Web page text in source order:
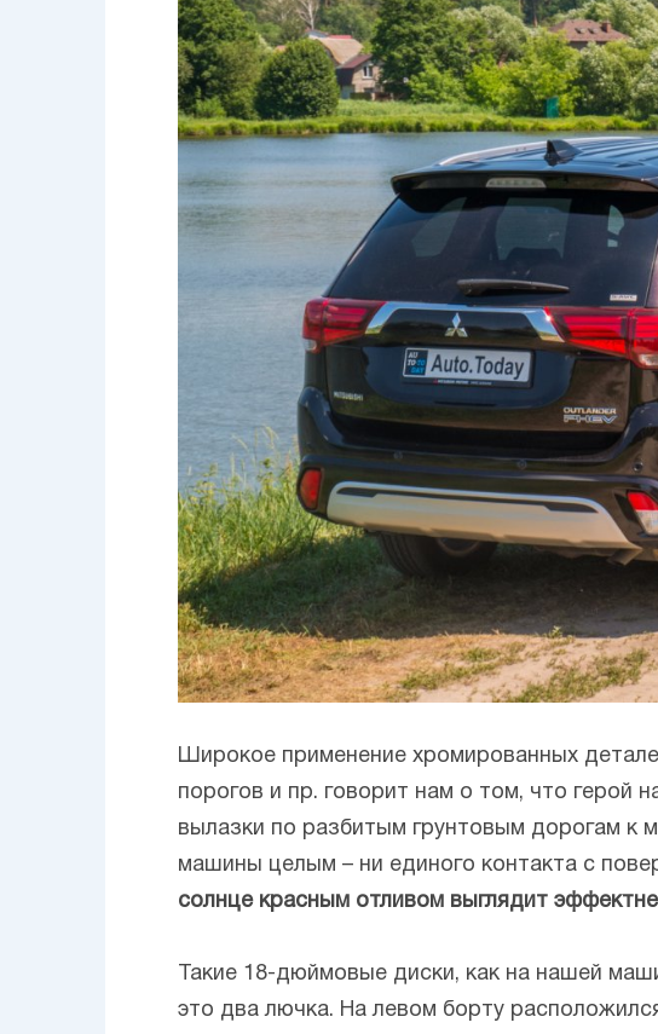
Широкое применение хромированных
порогов и пр. говорит нам о том, что герой
вылазки по разбитым грунтовым дорогам к
машины целым – ни единого контакта с
солнце красным отливом выглядит
Такие 18-дюймовые диски, как на нашей
это два лючка. На левом борту